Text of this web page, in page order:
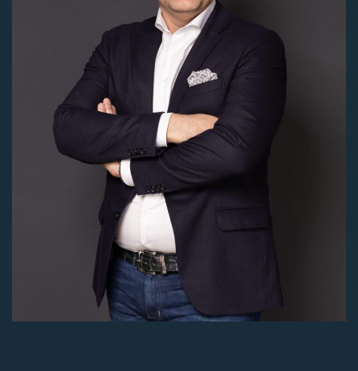
Huur conditie
PER_VIERKANTE_METERS_PER_JAAR
Niet van toepassing